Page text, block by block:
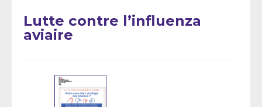
Lutte contre l’influenza
aviaire